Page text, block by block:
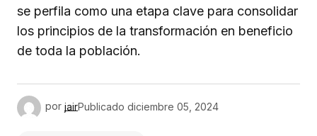
se perfila como una etapa clave para consolidar
los principios de la transformación en beneficio
de toda la población.
por jairPublicado diciembre 05, 2024